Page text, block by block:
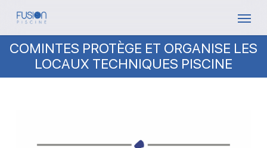
Skip
main
content
COMINTES PROTÈGE ET ORGANISE LES
LOCAUX TECHNIQUES PISCINE